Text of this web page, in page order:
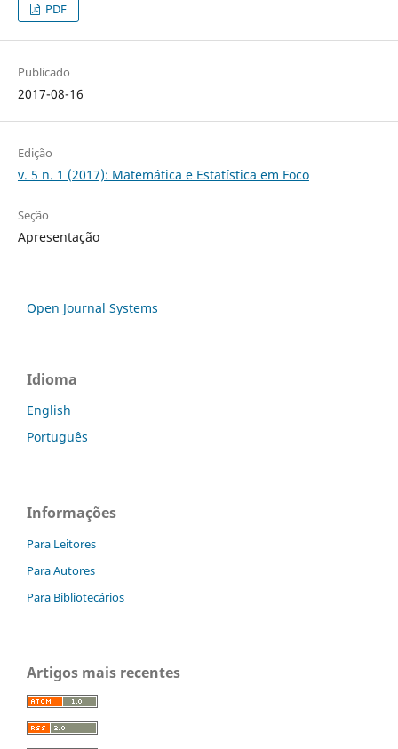
PDF
Publicado
2017-08-16
Edição
v. 5 n. 1 (2017): Matemática e Estatística em Foco
Seção
Apresentação
Open Journal Systems
Idioma
English
Português
Informações
Para Leitores
Para Autores
Para Bibliotecários
Artigos mais recentes